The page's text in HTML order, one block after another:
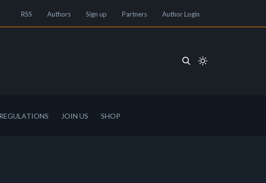
RSS Authors Sign up Partners Author Login
REGULATIONS JOIN US SHOP